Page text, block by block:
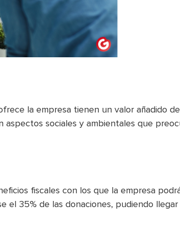
la empresa tienen un valor añadido
sociales y ambientales que
fiscales con los que la empresa
el 35% de las donaciones, pudiendo